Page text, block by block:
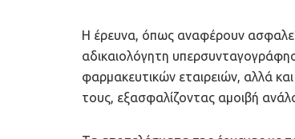
Η έρευνα, όπως αναφέρουν
αδικαιολόγητη
φαρμακευτικών εταιρειών, αλλά
τους, εξασφαλίζοντας αμοιβή